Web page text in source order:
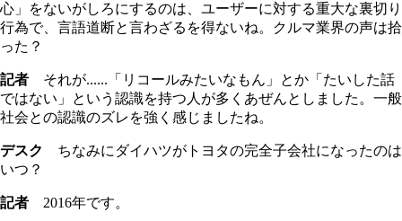
心」をないがしろにするのは、ユーザーに対する重大な裏切り
行為で、言語道断と言わざるを得ないね。クルマ業界の声は拾
った？
記者 それが......「リコールみたいなもん」とか「たいした話
ではない」という認識を持つ人が多くあぜんとしました。一般
社会との認識のズレを強く感じましたね。
デスク
ちなみにダイハツがトヨタの完全子会社になったのは
いつ？
記者 2016年です。